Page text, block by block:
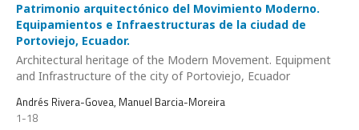
Patrimonio arquitectónico del Movimiento Moderno.
Equipamientos e Infraestructuras de la ciudad de
Portoviejo, Ecuador.
Architectural heritage of the Modern Movement. Equipment
and Infrastructure of the city of Portoviejo, Ecuador
Andrés Rivera-Govea, Manuel Barcia-Moreira
1-18